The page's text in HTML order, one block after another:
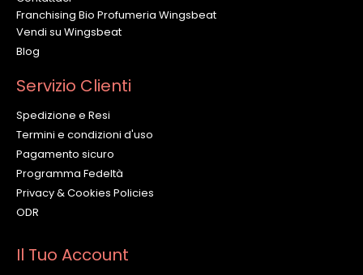
Franchising Bio Profumeria Wingsbeat
Vendi su Wingsbeat
Blog
Servizio Clienti
Spedizione e Resi
Termini e condizioni d'uso
Pagamento sicuro
Programma Fedeltà
Privacy & Cookies Policies
ODR
Il Tuo Account